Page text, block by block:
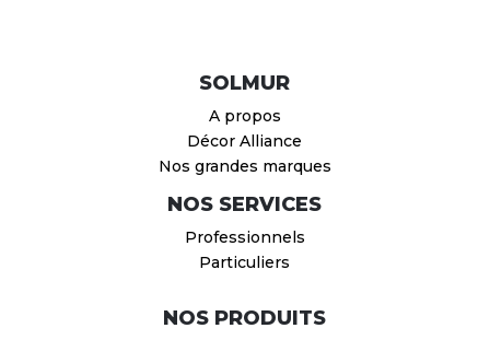
SOLMUR
A propos
Décor Alliance
Nos grandes marques
NOS SERVICES
Professionnels
Particuliers
NOS PRODUITS